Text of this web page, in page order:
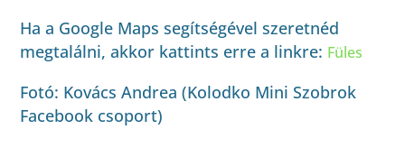
Ha a Google Maps segítségével szeretnéd
megtalálni, akkor kattints erre a linkre: Füles
Fotó: Kovács Andrea (Kolodko Mini Szobrok
Facebook csoport)